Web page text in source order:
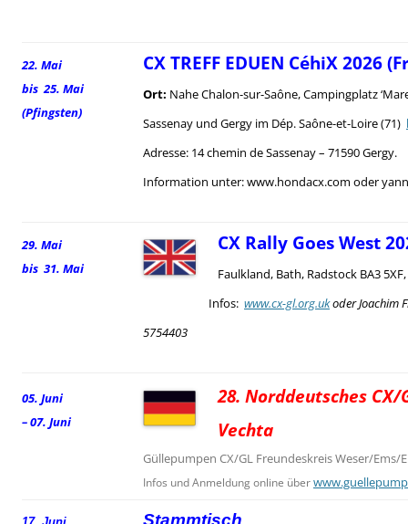
22. Mai
bis 25. Mai
(Pfingsten)
CX TREFF EDUEN CéhiX 2026
Ort: Nahe Chalon-sur-Saône, Campingplatz
Sassenay und Gergy im Dép. Saône-et-Loire (71)
Adresse: 14 chemin de Sassenay – 71590 Gergy.
Information unter: www.hondacx.com oder
29. Mai
bis 31. Mai
CX Rally Goes West
Faulkland, Bath, Radstock BA3
Infos: www.cx-gl.org.ukoder Joachim
5754403
05. Juni
– 07. Juni
28. Norddeutsches CX/
Vechta
Güllepumpen CX/GL Freundeskreis Weser/Ems/
Infos und Anmeldung online über
Stammtisch